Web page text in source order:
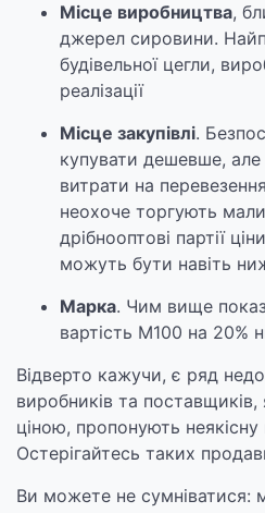
Місце виробництва,
джерел сировини.
будівельної цегли,
реалізації
Місце закупівлі.
купувати дешевше,
витрати на
неохоче торгують
дрібнооптові партії
можуть бути навіть
Марка. Чим вище
вартість М100 на 20%
Відверто кажучи, є ряд
виробників та
ціною, пропонують
Остерігайтесь таких
Ви можете не сумніватися: